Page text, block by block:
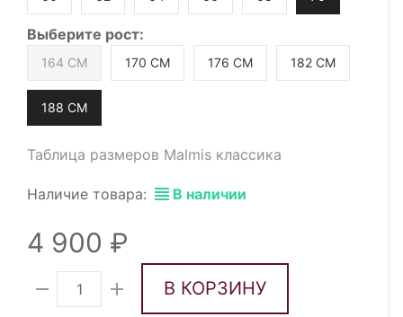
Выберите рост:
164 СМ 170 СМ 176 СМ 182 СМ
188 СМ
Таблица размеров Malmis классика
Наличие товара: В наличии
4 900
В КОРЗИНУ